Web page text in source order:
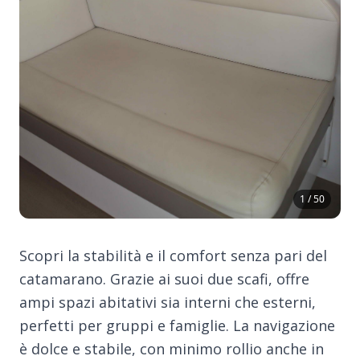
1 / 50
Scopri la stabilità e il comfort senza pari del
catamarano. Grazie ai suoi due scafi, offre
ampi spazi abitativi sia interni che esterni,
perfetti per gruppi e famiglie. La navigazione
è dolce e stabile, con minimo rollio anche in